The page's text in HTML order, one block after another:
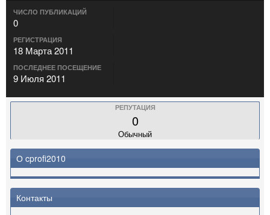
ЧИСЛО ПУБЛИКАЦИЙ
0
РЕГИСТРАЦИЯ
18 Марта 2011
ПОСЛЕДНЕЕ ПОСЕЩЕНИЕ
9 Июля 2011
РЕПУТАЦИЯ
0
Обычный
О cprofi2010
Контакты